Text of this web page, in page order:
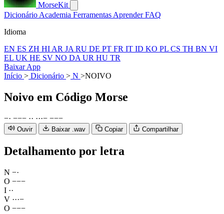
MorseKit
Dicionário Academia Ferramentas AprenderFAQ
Idioma
EN ES ZH HI AR JA RU DE PT FR IT ID KO PL CS TH BN VI
EL UK HE SV NO DA UR HU TR
Baixar App
Início > Dicionário > N >NOIVO
Noivo em Código Morse
−· −−− ·· ···− −−−
Ouvir Baixar .wav Copiar Compartilhar
Detalhamento por letra
N −·
O −−−
I ··
V ···−
O −−−